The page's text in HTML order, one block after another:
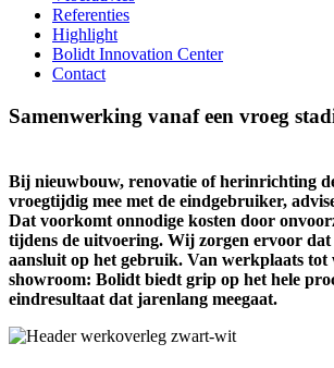
Referenties
Highlight
Bolidt Innovation Center
Contact
Samenwerking vanaf een vroeg
Bij nieuwbouw, renovatie of herinrichting
vroegtijdig mee met de eindgebruiker,
Dat voorkomt onnodige kosten door
tijdens de uitvoering. Wij zorgen ervoor dat
aansluit op het gebruik. Van werkplaats tot
showroom: Bolidt biedt grip op het hele
eindresultaat dat jarenlang meegaat.